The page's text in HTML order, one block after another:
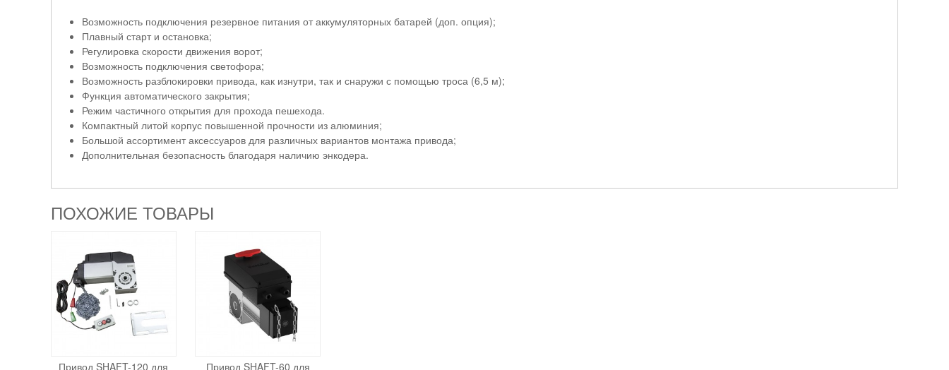
Возможность подключения резервное питания от аккумуляторных батарей (доп. опция);
Плавный старт и остановка;
Регулировка скорости движения ворот;
Возможность подключения светофора;
Возможность разблокировки привода, как изнутри, так и снаружи с помощью троса (6,5 м);
Функция автоматического закрытия;
Режим частичного открытия для прохода пешехода.
Компактный литой корпус повышенной прочности из алюминия;
Большой ассортимент аксессуаров для различных вариантов монтажа привода;
Дополнительная безопасность благодаря наличию энкодера.
ПОХОЖИЕ ТОВАРЫ
Привод SHAFT-120 для Привод SHAFT-60 для